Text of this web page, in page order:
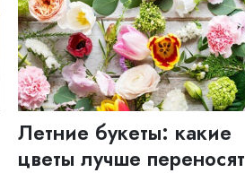
Летние букеты: какие
цветы лучше переносят